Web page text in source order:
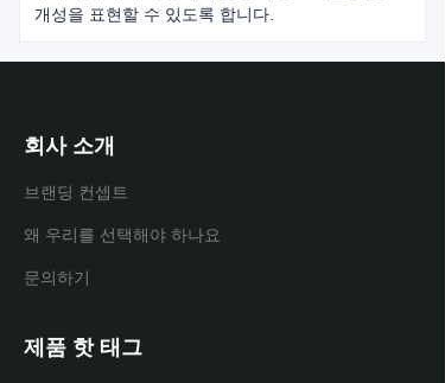
개성을 표현할 수 있도록 합니다.
회사 소개
브랜딩 컨셉트
왜 우리를 선택해야 하나요
문의하기
제품 핫 태그